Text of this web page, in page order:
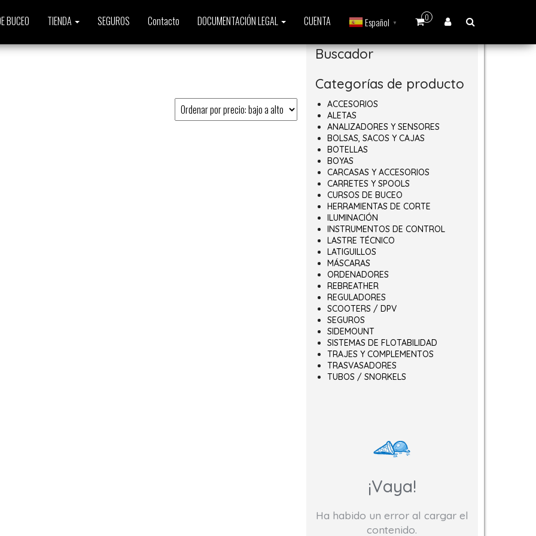
0
BUCEO TIENDA SEGUROS Contacto DOCUMENTACIÓN LEGAL CUENTA Español ▼
Buscador
Categorías de producto
ACCESORIOS
ALETAS
ANALIZADORES Y SENSORES
BOLSAS, SACOS Y CAJAS
BOTELLAS
BOYAS
CARCASAS Y ACCESORIOS
CARRETES Y SPOOLS
CURSOS DE BUCEO
HERRAMIENTAS DE CORTE
ILUMINACIÓN
INSTRUMENTOS DE CONTROL
LASTRE TÉCNICO
LATIGUILLOS
MÁSCARAS
ORDENADORES
REBREATHER
REGULADORES
SCOOTERS / DPV
SEGUROS
SIDEMOUNT
SISTEMAS DE FLOTABILIDAD
TRAJES Y COMPLEMENTOS
TRASVASADORES
TUBOS / SNORKELS
¡Vaya!
Ha habido un error al cargar el
contenido.